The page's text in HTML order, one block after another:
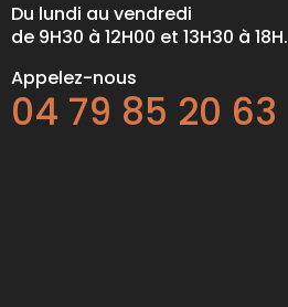
Du lundi au vendredi
de 9H30 à 12H00 et 13H30 à 18H.
Appelez-nous
04 79 85 20 63